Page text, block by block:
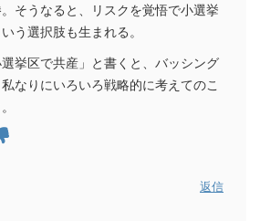
そうなると、リスクを覚悟で小選挙
う選択肢も生まれる。
挙区で共産」と書くと、バッシング
なりにいろいろ戦略的に考えてのこ
返信